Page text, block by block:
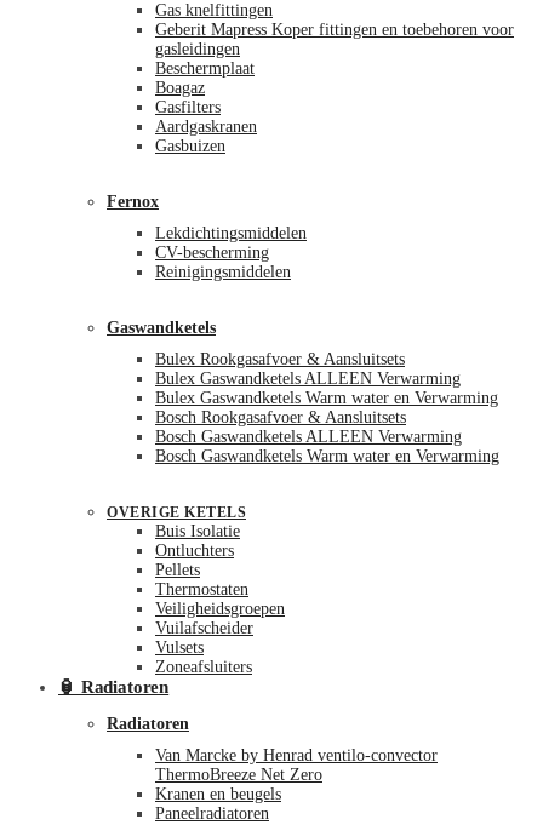
Gas knelfittingen
Geberit Mapress Koper fittingen en toebehoren voor
gasleidingen
Beschermplaat
Boagaz
Gasfilters
Aardgaskranen
Gasbuizen
Fernox
Lekdichtingsmiddelen
CV-bescherming
Reinigingsmiddelen
Gaswandketels
Bulex Rookgasafvoer & Aansluitsets
Bulex Gaswandketels ALLEEN Verwarming
Bulex Gaswandketels Warm water en Verwarming
Bosch Rookgasafvoer & Aansluitsets
Bosch Gaswandketels ALLEEN Verwarming
Bosch Gaswandketels Warm water en Verwarming
OVERIGE KETELS
Buis Isolatie
Ontluchters
Pellets
Thermostaten
Veiligheidsgroepen
Vuilafscheider
Vulsets
Zoneafsluiters
🏮 Radiatoren
Radiatoren
Van Marcke by Henrad ventilo-convector
ThermoBreeze Net Zero
Kranen en beugels
Paneelradiatoren